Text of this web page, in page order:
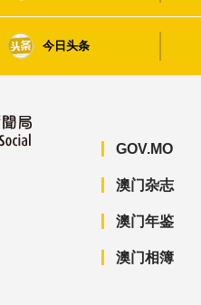
今日头条
GOV.MO
澳门杂志
澳门年鉴
澳门相簿